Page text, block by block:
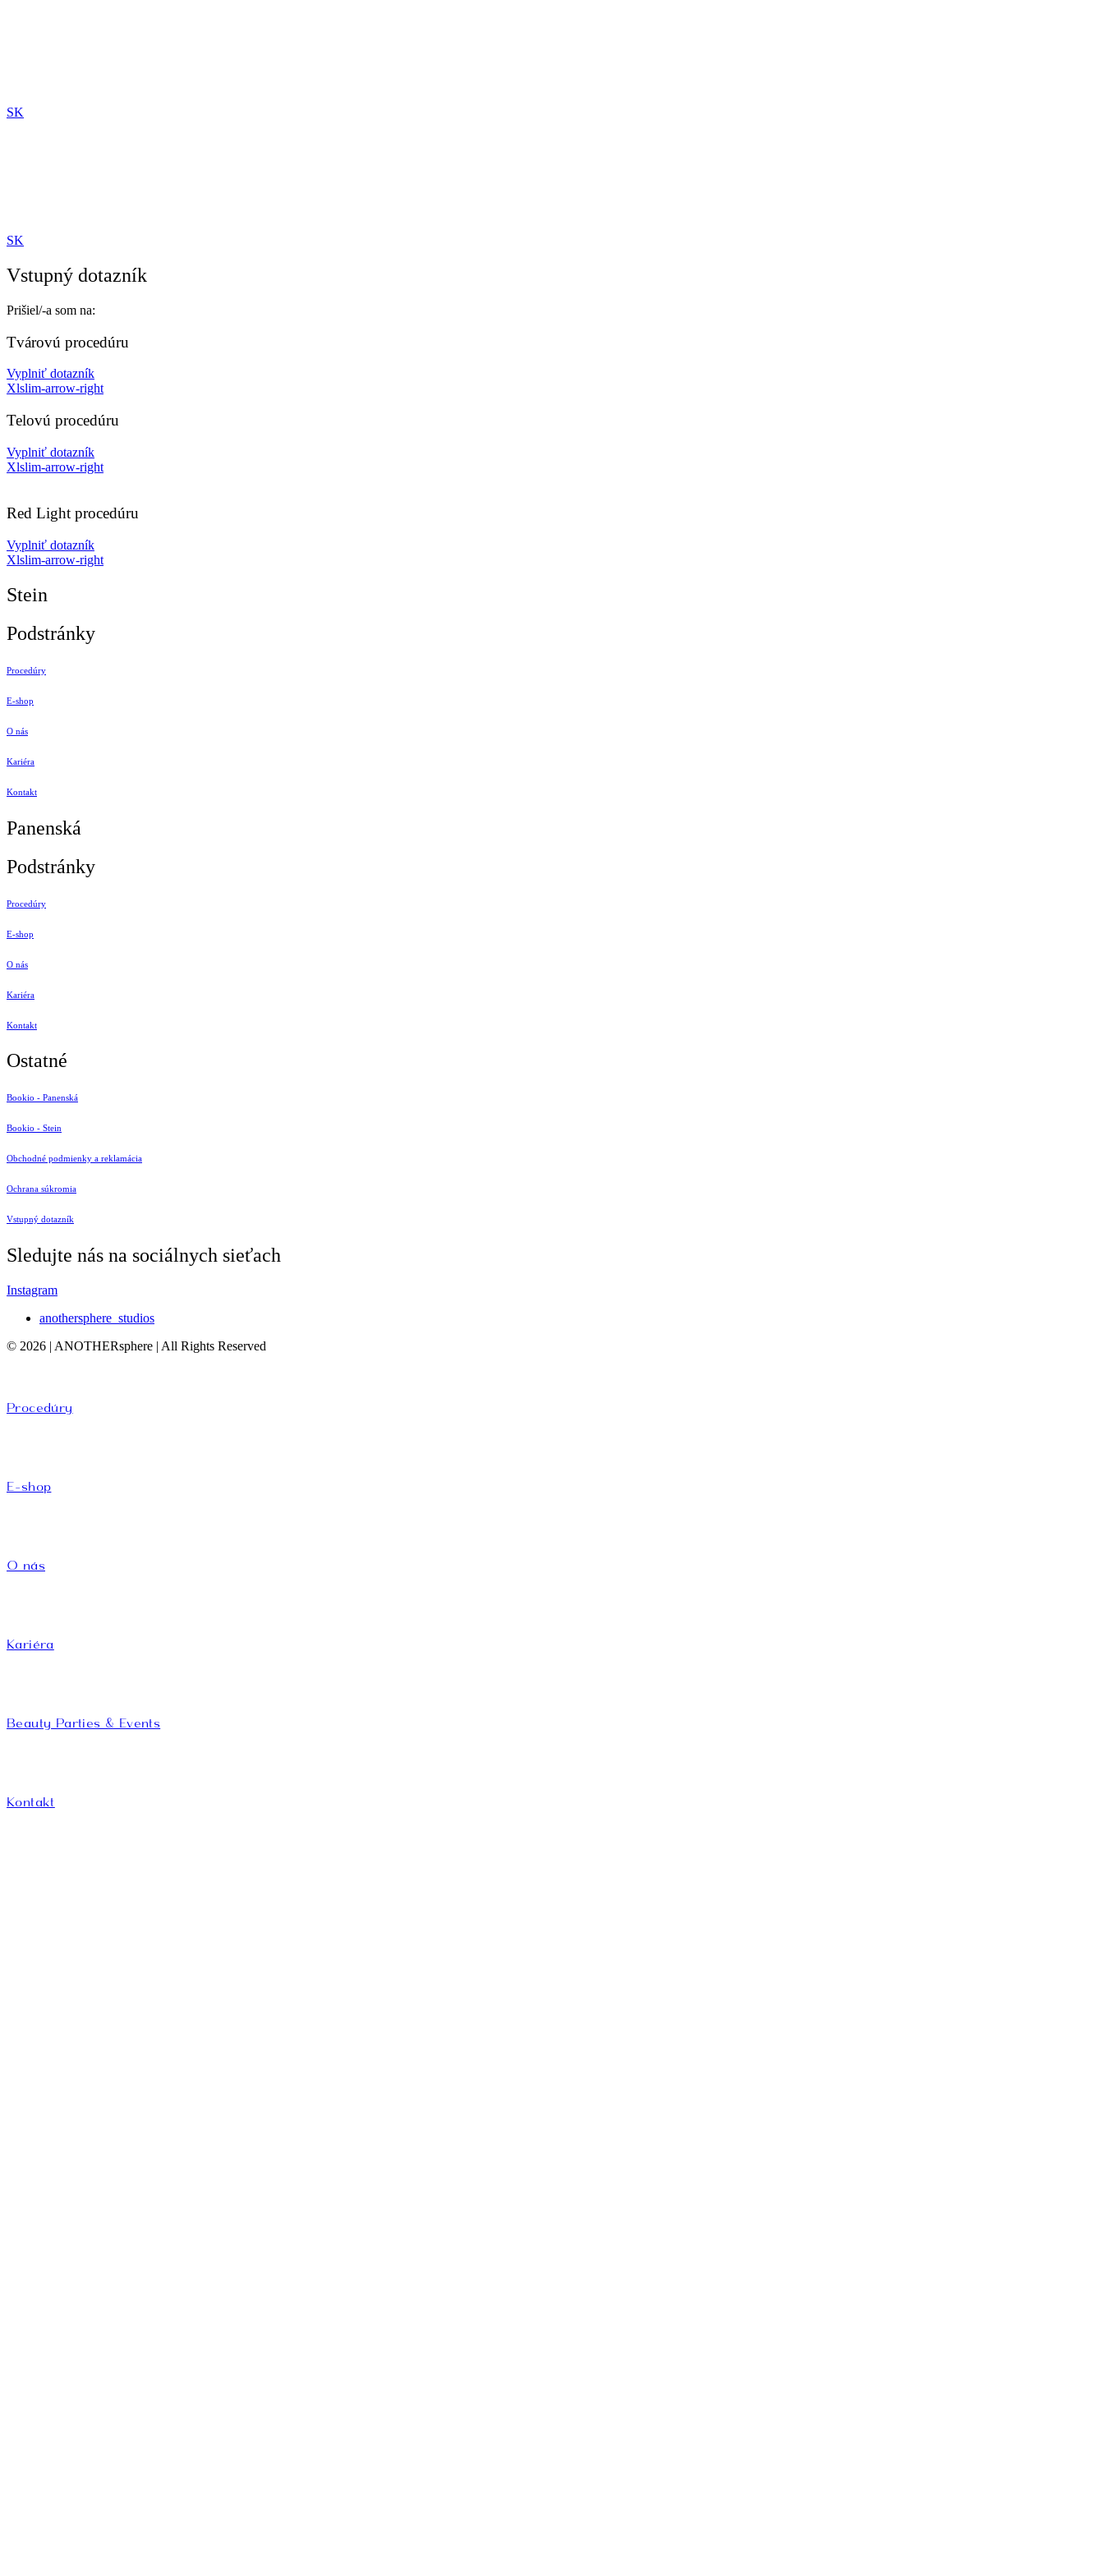
SK
SK
Vstupný dotazník
Prišiel/-a som na:
Tvárovú procedúru
Vyplniť dotazník
Xlslim-arrow-right
Telovú procedúru
Vyplniť dotazník
Xlslim-arrow-right
Red Light procedúru
Vyplniť dotazník
Xlslim-arrow-right
Stein
Podstránky
Procedúry
E-shop
O nás
Kariéra
Kontakt
Panenská
Podstránky
Procedúry
E-shop
O nás
Kariéra
Kontakt
Ostatné
Bookio - Panenská
Bookio - Stein
Obchodné podmienky a reklamácia
Ochrana súkromia
Vstupný dotazník
Sledujte nás na sociálnych sieťach
Instagram
anothersphere_studios
© 2026 | ANOTHERsphere | All Rights Reserved
Procedúry
E-shop
O nás
Kariéra
Beauty Parties & Events
Kontakt